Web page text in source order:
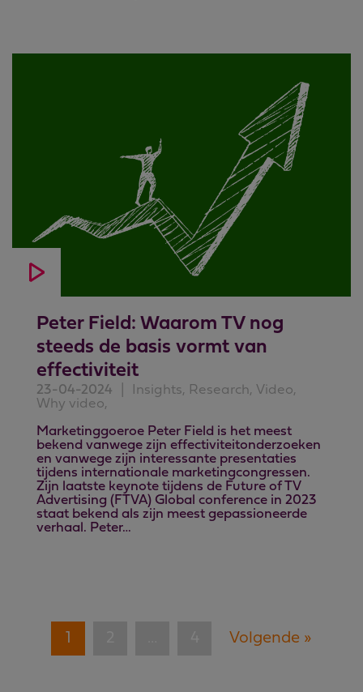
Peter Field: Waarom TV nog
steeds de basis vormt van
effectiviteit
23-04-2024
Insights, Research, Video,
Why video,
Marketinggoeroe Peter Field is het meest
bekend vanwege zijn effectiviteitonderzoeken
en vanwege zijn interessante presentaties
tijdens internationale marketingcongressen.
Zijn laatste keynote tijdens de Future of TV
Advertising (FTVA) Global conference in 2023
staat bekend als zijn meest gepassioneerde
verhaal. Peter…
1 Volgende »